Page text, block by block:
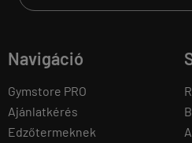
Navigáció
Gymstore PRO
Ajánlatkérés
Edzőtermeknek